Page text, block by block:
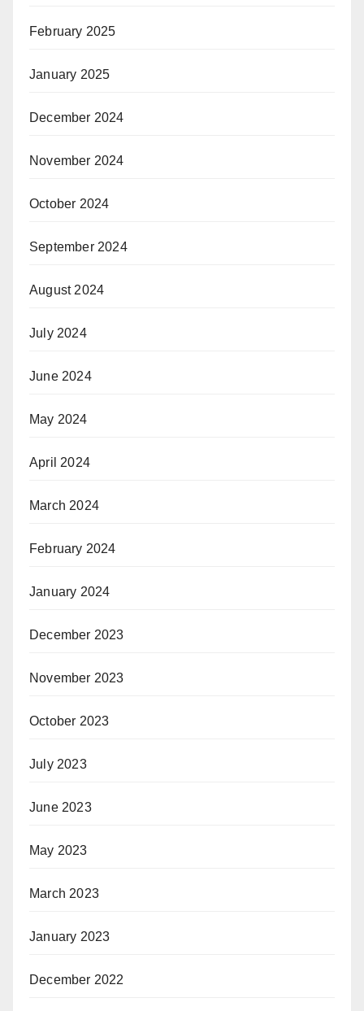
February 2025
January 2025
December 2024
November 2024
October 2024
September 2024
August 2024
July 2024
June 2024
May 2024
April 2024
March 2024
February 2024
January 2024
December 2023
November 2023
October 2023
July 2023
June 2023
May 2023
March 2023
January 2023
December 2022